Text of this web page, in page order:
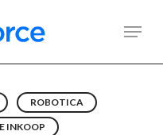
Menu
ROBOTICA
INKOOP